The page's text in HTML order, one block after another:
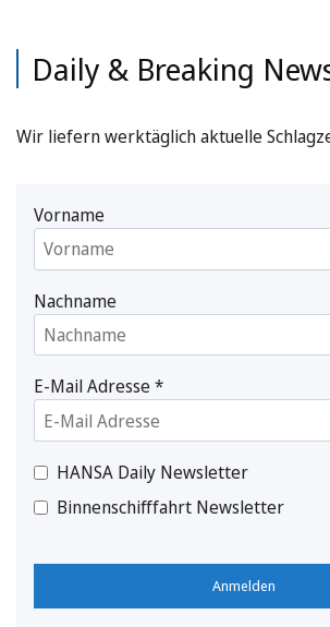
Daily & Breaking
Wir liefern werktäglich aktuelle
Vorname
Nachname
E-Mail Adresse*
HANSA Daily Newsletter
Binnenschifffahrt Newsletter
Anmelden